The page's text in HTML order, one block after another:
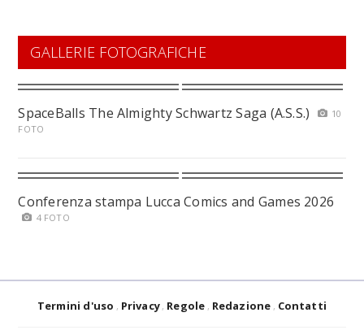
GALLERIE FOTOGRAFICHE
SpaceBalls The Almighty Schwartz Saga (A.S.S.)
10
FOTO
Conferenza stampa Lucca Comics and Games 2026
4 FOTO
Termini d'uso Privacy Regole Redazione Contatti